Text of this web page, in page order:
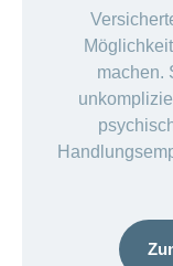
machen.